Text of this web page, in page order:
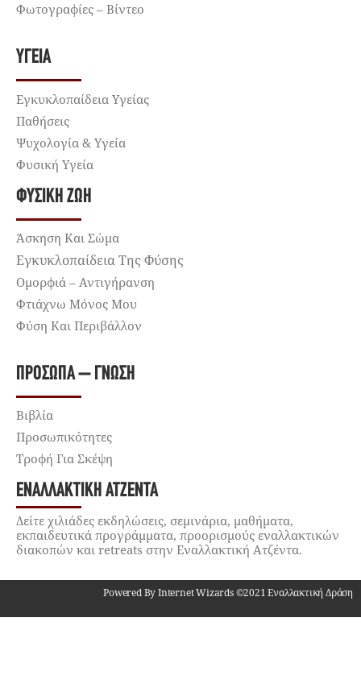
Φωτογραφίες – Βίντεο
ΥΓΕΊΑ
Εγκυκλοπαίδεια Υγείας
Παθήσεις
Ψυχολογία & Υγεία
Φυσική Υγεία
ΦΥΣΙΚΉ ΖΩΉ
Άσκηση Και Σώμα
Εγκυκλοπαίδεια Της Φύσης
Ομορφιά – Αντιγήρανση
Φτιάχνω Μόνος Μου
Φύση Και Περιβάλλον
ΠΡΌΣΩΠΑ – ΓΝΏΣΗ
Βιβλία
Προσωπικότητες
Τροφή Για Σκέψη
ΕΝΑΛΛΑΚΤΙΚΉ ΑΤΖΈΝΤΑ
Δείτε χιλιάδες εκδηλώσεις, σεμινάρια, μαθήματα,
εκπαιδευτικά προγράμματα, προορισμούς εναλλακτικών
διακοπών και retreats στην Εναλλακτική Ατζέντα.
Powered By Internet Wizards ©2021 Εναλλακτική Δράση